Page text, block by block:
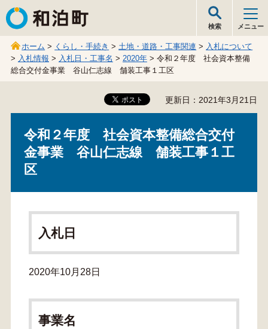
和泊町
検索 メニュー
ホーム > くらし・手続き >土地・道路・工事関連 > 入札について
> 入札情報 > 入札日・工事名 > 2020年> 令和２年度 社会資本整備
総合交付金事業 谷山仁志線 舗装工事１工区
更新日：2021年3月21日
令和２年度 社会資本整備総合交付
金事業 谷山仁志線 舗装工事１工
区
入札日
2020年10月28日
事業名